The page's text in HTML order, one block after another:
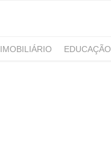
IMOBILIÁRIO
EDUCAÇÃO